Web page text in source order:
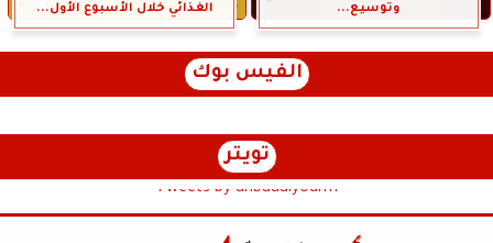
وتوسيع...
الغذائي خلال الأسبوع الأول...
الفيس بوك
تويتر
Tweets by anbaaalyoum1